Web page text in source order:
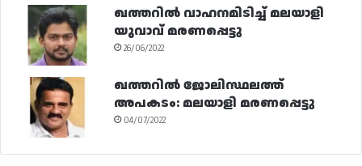
ഖത്തറിൽ വാഹനമിടിച്ച് മലയാളി
യുവാവ് മരണപ്പെട്ടു
26/06/2022
ഖത്തറിൽ ജോലിസ്ഥലത്ത്
അപകടം: മലയാളി മരണപ്പെട്ടു
04/07/2022